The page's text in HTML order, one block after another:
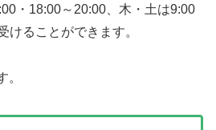
・18:00～20:00、木・土は9:00
けることができます。
。